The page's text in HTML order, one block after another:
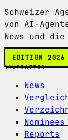
Schweizer
von AI-
News und
EDITION 2026
NAVIGATION
News
Reports